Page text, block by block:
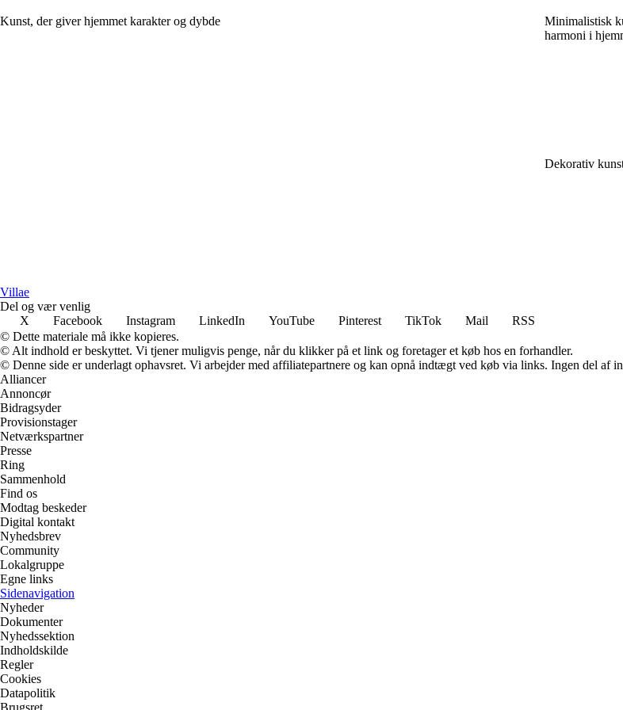
Kunst, der giver hjemmet karakter og dybde
Minimalistisk
harmoni i
Dekorativ
Villae
Del og vær venlig
X
Facebook Instagram LinkedIn YouTube Pinterest TikTok Mail
RSS
© Dette materiale må ikke kopieres.
© Alt indhold er beskyttet. Vi tjener muligvis penge, når du klikker på et link og foretager et køb hos en forhandler.
© Denne side er underlagt ophavsret. Vi arbejder med affiliatepartnere og kan opnå indtægt ved køb via links. Ingen del af
Alliancer
Annoncør
Bidragsyder
Provisionstager
Netværkspartner
Presse
Ring
Sammenhold
Find os
Modtag beskeder
Digital kontakt
Nyhedsbrev
Community
Lokalgruppe
Egne links
Sidenavigation
Nyheder
Dokumenter
Nyhedssektion
Indholdskilde
Regler
Cookies
Datapolitik
Brugsret